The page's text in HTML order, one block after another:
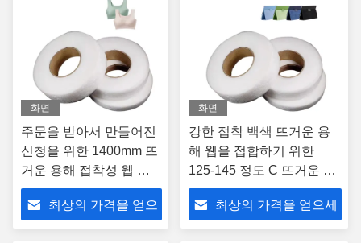
화면
주문을 받아서 만들어진
신청을 위한 1400mm 뜨
거운 용해 접착성 웹 영
화 힘 접착성 웹
최상의 가격을 얻으
화면
강한 접착 백색 뜨거운 용
해 웹을 접합하기 위한
125-145 정도 C 뜨거운 용
해 접착성 웹 영화
최상의 가격을 얻으세